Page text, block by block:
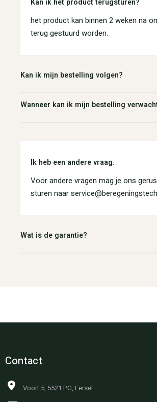
Kan ik het product terugsturen?
het product kan binnen 2 weken na
terug gestuurd worden.
Kan ik mijn bestelling volgen?
Wanneer kan ik mijn bestelling
Ik heb een andere vraag.
Voor andere vragen mag je ons
sturen naar
Wat is de garantie?
Contact
Voort 5, 5521 PG, Eersel